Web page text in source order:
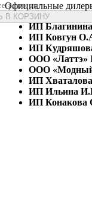
размеры
В КОРЗИНУ
Официальные
ИП
ИП Ковгун
ИП
ООО «Латтэ»
ООО
ИП
ИП Ильина
ИП Конакова